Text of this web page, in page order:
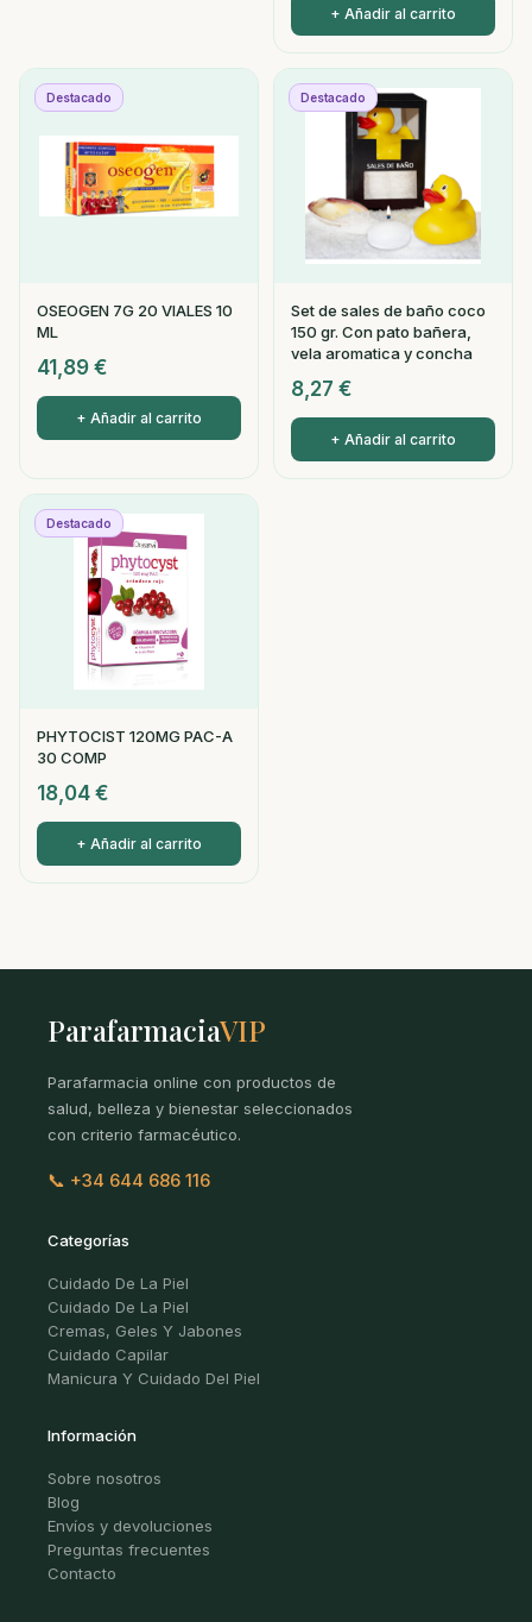
+ Añadir al carrito
Destacado
OSEOGEN 7G 20 VIALES 10
ML
41,89 €
+ Añadir al carrito
Destacado
Set de sales de baño coco
150 gr. Con pato bañera,
vela aromatica y concha
8,27 €
+ Añadir al carrito
Destacado
PHYTOCIST 120MG PAC-A
30 COMP
18,04 €
+ Añadir al carrito
ParafarmaciaVIP
Parafarmacia online con productos de
salud, belleza y bienestar seleccionados
con criterio farmacéutico.
📞 +34 644 686 116
Categorías
Cuidado De La Piel
Cuidado De La Piel
Cremas, Geles Y Jabones
Cuidado Capilar
Manicura Y Cuidado Del Piel
Información
Sobre nosotros
Blog
Envíos y devoluciones
Preguntas frecuentes
Contacto